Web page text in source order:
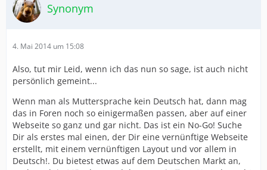
Synonym
4. Mai 2014 um 15:08
Also, tut mir Leid, wenn ich das nun so sage, ist auch nicht
persönlich gemeint...
Wenn man als Muttersprache kein Deutsch hat, dann mag
das in Foren noch so einigermaßen passen, aber auf einer
Webseite so ganz und gar nicht. Das ist ein No-Go! Suche
Dir als erstes mal einen, der Dir eine vernünftige Webseite
erstellt, mit einem vernünftigen Layout und vor allem in
Deutsch!. Du bietest etwas auf dem Deutschen Markt an,